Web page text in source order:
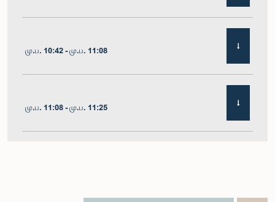
மு.ப. 10:42 - மு.ப. 11:08
மு.ப. 11:08 - மு.ப. 11:25